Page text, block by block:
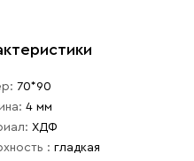
70*90
4 мм
ХДФ
: гладкая